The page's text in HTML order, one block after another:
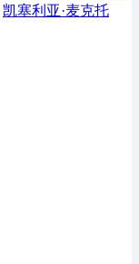
凯塞利亚·麦克托